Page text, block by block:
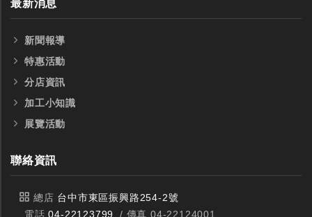
最新消息
新聞報導
特惠活動
分店資訊
加工小知識
展覽活動
聯絡資訊
總店 台中市東區振興路254-2號
電話04-22123799 / 傳真 04-22124001